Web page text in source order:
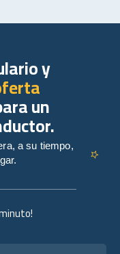
y
un
a su tiempo,